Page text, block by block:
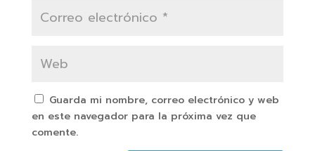
Guarda mi nombre, correo electrónico y web
en este navegador para la próxima vez que
comente.